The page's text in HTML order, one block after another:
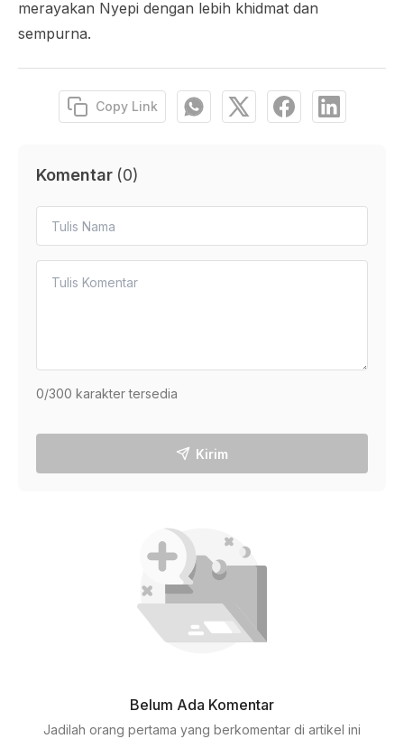
merayakan Nyepi dengan lebih khidmat dan
sempurna.
Copy Link
Komentar (0)
0/300 karakter tersedia
Kirim
Belum Ada Komentar
Jadilah orang pertama yang berkomentar di artikel ini